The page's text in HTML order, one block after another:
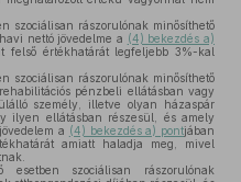
szociálisan rászorulónak minősíthető
nettó jövedelme a (4) bekezdés a)
felső értékhatárát legfeljebb 3%-kal
szociálisan rászorulónak minősíthető
pénzbeli ellátásban vagy
személy, illetve olyan házaspár
ilyen ellátásban részesül, és amely
a (4) bekezdés a) pontjában
amiatt haladja meg, mivel
szociálisan rászorulónak